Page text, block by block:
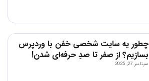
چطور یه سایت شخصی خفن با وردپرس
بسازیم؟ از صفر تا صدِ حرفه‌ای شدن!
سپتامبر 27, 2025